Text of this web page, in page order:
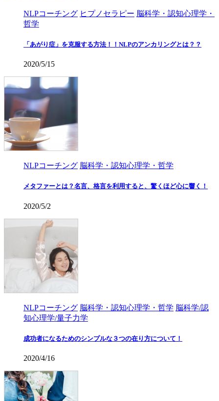
NLPコーチング ヒプノセラピー 脳科学・認知心理学・
哲学
「あがり症」を克服する方法！！NLPのアンカリングとは？？
2020/5/15
NLPコーチング 脳科学・認知心理学・哲学
メタファーとは？名言、格言を利用すると、驚くほど心に響く！
2020/5/2
NLPコーチング 脳科学・認知心理学・哲学 脳科学/認
知心理学/量子力学
成功者になるためのシンプルな３つの在り方について！
2020/4/16